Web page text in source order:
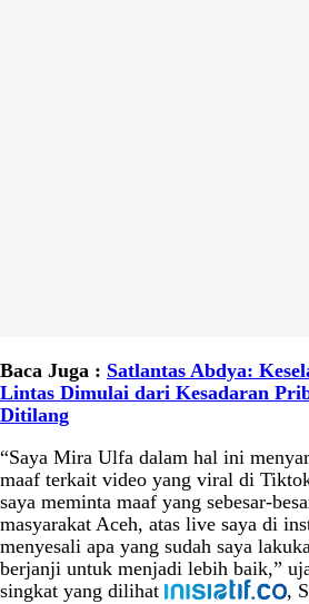
Baca Juga : Satlantas Abdya:
Lintas Dimulai dari Kesadaran
Ditilang
“Saya Mira Ulfa dalam hal ini
maaf terkait video yang viral di
saya meminta maaf yang sebesar-
masyarakat Aceh, atas live saya di
menyesali apa yang sudah saya
berjanji untuk menjadi lebih baik,”
singkat yang dilihat
,